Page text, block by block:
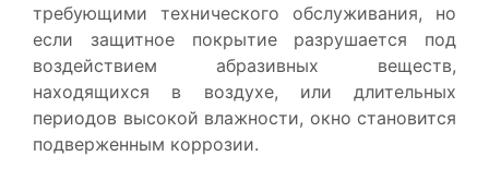
требующими технического обслуживания, но
если защитное покрытие разрушается под
воздействием абразивных веществ,
находящихся в воздухе, или длительных
периодов высокой влажности, окно становится
подверженным коррозии.